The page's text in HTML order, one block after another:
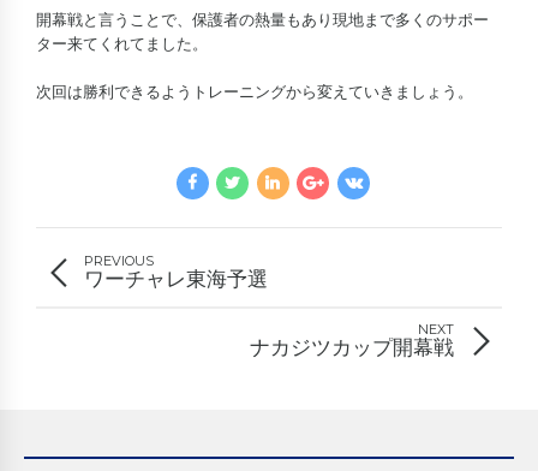
開幕戦と言うことで、保護者の熱量もあり現地まで多くのサポー
ター来てくれてました。
次回は勝利できるようトレーニングから変えていきましょう。
PREVIOUS
ワーチャレ東海予選
NEXT
ナカジツカップ開幕戦